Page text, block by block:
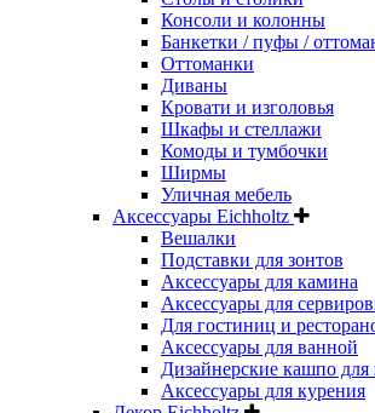
Консоли и колонны
Банкетки / пуфы /
Оттоманки
Диваны
Кровати и изголовья
Шкафы и стеллажи
Комоды и тумбочки
Ширмы
Уличная мебель
Аксессуары Eichholtz
Вешалки
Подставки для зонтов
Аксессуары для камина
Аксессуары для
Для гостиниц и
Аксессуары для ванной
Дизайнерские кашпо для
Аксессуары для курения